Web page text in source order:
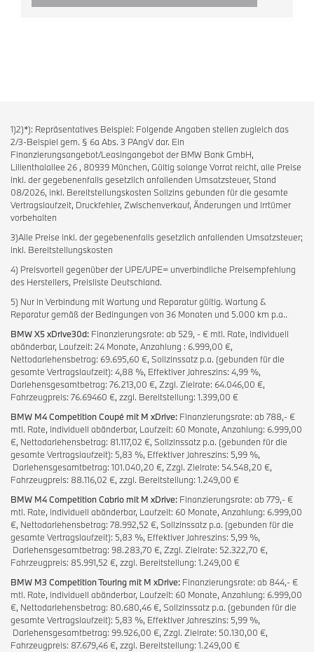
1)2)*): Repräsentatives Beispiel: Folgende Angaben stellen zugleich das
2/3-Beispiel gem. § 6a Abs. 3 PAngV dar. Ein
Finanzierungsangebot/Leasingangebot der BMW Bank GmbH,
Lilienthalallee 26 , 80939 München, Gültig solange Vorrat reicht, alle Preise
inkl. der gegebenenfalls gesetzlich anfallenden Umsatzsteuer, Stand
08/2026, inkl. Bereitstellungskosten Sollzins gebunden für die gesamte
Vertragslaufzeit, Druckfehler, Zwischenverkauf, Änderungen und Irrtümer
vorbehalten
3)Alle Preise inkl. der gegebenenfalls gesetzlich anfallenden Umsatzsteuer;
inkl. Bereitstellungskosten
4) Preisvorteil gegenüber der UPE/UPE= unverbindliche Preisempfehlung
des Herstellers, Preisliste Deutschland.
5) Nur in Verbindung mit Wartung und Reparatur gültig. Wartung &
Reparatur gemäß der Bedingungen von 36 Monaten und 5.000 km p.a..
BMW X5 xDrive30d: Finanzierungsrate: ab 529, - € mtl. Rate, individuell
abänderbar, Laufzeit: 24 Monate, Anzahlung : 6.999,00 €,
Nettodarlehensbetrag: 69.695,60 €, Sollzinssatz p.a. (gebunden für die
gesamte Vertragslaufzeit): 4,88 %, Effektiver Jahreszins: 4,99 %,
Darlehensgesamtbetrag: 76.213,00 €, Zzgl. Zielrate: 64.046,00 €,
Fahrzeugpreis: 76.69460 €, zzgl. Bereitstellung: 1.399,00 €
BMW M4 Competition Coupé mit M xDrive: Finanzierungsrate: ab 788,- €
mtl. Rate, individuell abänderbar, Laufzeit: 60 Monate, Anzahlung: 6.999,00
€, Nettodarlehensbetrag: 81.117,02 €, Sollzinssatz p.a. (gebunden für die
gesamte Vertragslaufzeit): 5,83 %, Effektiver Jahreszins: 5,99 %,
Darlehensgesamtbetrag: 101.040,20 €, Zzgl. Zielrate: 54.548,20 €,
Fahrzeugpreis: 88.116,02 €, zzgl. Bereitstellung: 1.249,00 €
BMW M4 Competition Cabrio mit M xDrive: Finanzierungsrate: ab 779,- €
mtl. Rate, individuell abänderbar, Laufzeit: 60 Monate, Anzahlung: 6.999,00
€, Nettodarlehensbetrag: 78.992,52 €, Sollzinssatz p.a. (gebunden für die
gesamte Vertragslaufzeit): 5,83 %, Effektiver Jahreszins: 5,99 %,
Darlehensgesamtbetrag: 98.283,70 €, Zzgl. Zielrate: 52.322,70 €,
Fahrzeugpreis: 85.991,52 €, zzgl. Bereitstellung: 1.249,00 €
BMW M3 Competition Touring mit M xDrive: Finanzierungsrate: ab 844,- €
mtl. Rate, individuell abänderbar, Laufzeit: 60 Monate, Anzahlung: 6.999,00
€, Nettodarlehensbetrag: 80.680,46 €, Sollzinssatz p.a. (gebunden für die
gesamte Vertragslaufzeit): 5,83 %, Effektiver Jahreszins: 5,99 %,
Darlehensgesamtbetrag: 99.926,00 €, Zzgl. Zielrate: 50.130,00 €,
Fahrzeugpreis: 87.679,46 €, zzgl. Bereitstellung: 1.249,00 €